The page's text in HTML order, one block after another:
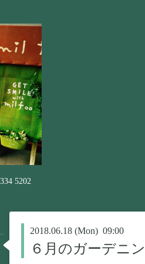
5202
2018.06.18 (Mon) 09:00
６月のガーデニ